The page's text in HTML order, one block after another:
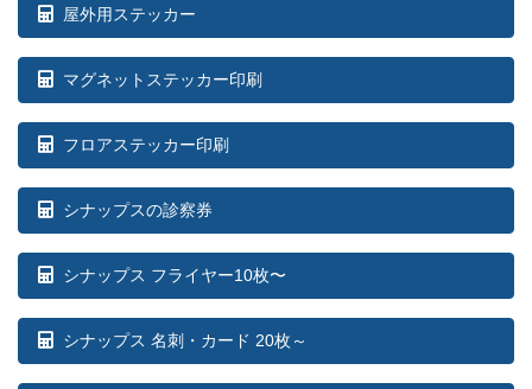
屋外用ステッカー
マグネットステッカー印刷
フロアステッカー印刷
シナップスの診察券
シナップス フライヤー10枚〜
シナップス 名刺・カード 20枚～